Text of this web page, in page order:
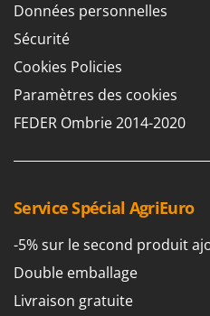
Données personnelles
Sécurité
Cookies Policies
Paramètres des cookies
FEDER Ombrie 2014-2020
Service Spécial AgriEuro
-5% sur le second produit
Double emballage
Livraison gratuite